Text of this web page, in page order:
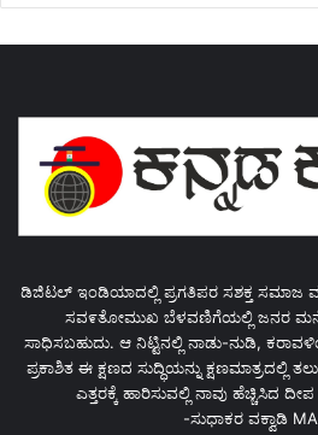
ಡಿಜಿಟಲ್ ಇಂಡಿಯಾದಲ್ಲಿ ಪ್ರಗತಿಪರ ಸಶಕ್ತ ಸಮಾಜ
ಸವ೯ತೋಮುಖ ಬೆಳವಣಿಗೆಯಲ್ಲಿ ಜನರ
ಸಾಧಿಸಬಹುದು. ಆ ನಿಟ್ಟಿನಲ್ಲಿ ನಾಡು-ನುಡಿ,
ಪ್ರಕಾಶಿತ ಈ ಕ್ಷಣದ ಸುದ್ಧಿಯನ್ನು ಕ್ಷಣಮಾತ್ರದಲ್ಲಿ
ಎತ್ತರಕ್ಕೆ ಹಾರಿಸುವಲ್ಲಿ ನಾವು ಹೆಚ್ಚಿಸಿದ
-ಸುಧಾಕರ ವಕ್ವಾಡಿ